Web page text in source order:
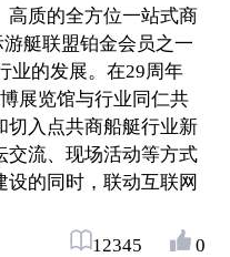
高质的全方位一站式商
艇联盟铂金会员之一
业的发展。在29周年
展览馆与行业同仁共
切入点共商船艇行业新
交流、现场活动等方式
的同时，联动互联网
12345 0